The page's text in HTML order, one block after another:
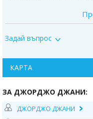
е
италианското сладкарство,
и големи клиенти и ценители
като се стеми да обогатява
Винаги е пълна с нови
визията на предлаганите
празнични торти с фото
специални детски 3D торти
торти.
Задай въпрос
КАРТА
ЗА ДЖОРДЖО ДЖАНИ:
ДЖОРДЖО ДЖАНИ